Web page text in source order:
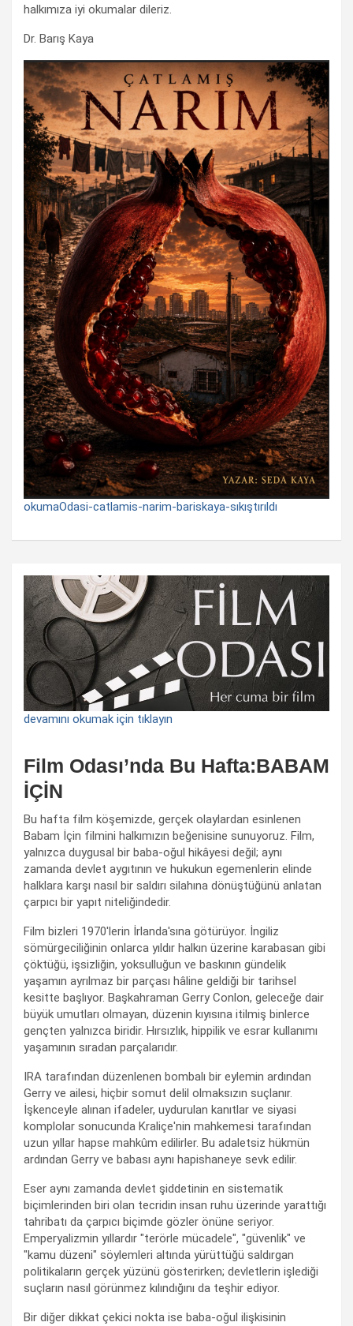
halkımıza iyi okumalar dileriz.
Dr. Barış Kaya
okumaOdasi-catlamis-narim-bariskaya-sıkıştırıldı
devamını okumak için tıklayın
Film Odası’nda Bu Hafta:BABAM
İÇİN
Bu hafta film köşemizde, gerçek olaylardan esinlenen
Babam İçin filmini halkımızın beğenisine sunuyoruz. Film,
yalnızca duygusal bir baba-oğul hikâyesi değil; aynı
zamanda devlet aygıtının ve hukukun egemenlerin elinde
halklara karşı nasıl bir saldırı silahına dönüştüğünü anlatan
çarpıcı bir yapıt niteliğindedir.
Film bizleri 1970'lerin İrlanda'sına götürüyor. İngiliz
sömürgeciliğinin onlarca yıldır halkın üzerine karabasan gibi
çöktüğü, işsizliğin, yoksulluğun ve baskının gündelik
yaşamın ayrılmaz bir parçası hâline geldiği bir tarihsel
kesitte başlıyor. Başkahraman Gerry Conlon, geleceğe dair
büyük umutları olmayan, düzenin kıyısına itilmiş binlerce
gençten yalnızca biridir. Hırsızlık, hippilik ve esrar kullanımı
yaşamının sıradan parçalarıdır.
IRA tarafından düzenlenen bombalı bir eylemin ardından
Gerry ve ailesi, hiçbir somut delil olmaksızın suçlanır.
İşkenceyle alınan ifadeler, uydurulan kanıtlar ve siyasi
komplolar sonucunda Kraliçe'nin mahkemesi tarafından
uzun yıllar hapse mahkûm edilirler. Bu adaletsiz hükmün
ardından Gerry ve babası aynı hapishaneye sevk edilir.
Eser aynı zamanda devlet şiddetinin en sistematik
biçimlerinden biri olan tecridin insan ruhu üzerinde yarattığı
tahribatı da çarpıcı biçimde gözler önüne seriyor.
Emperyalizmin yıllardır "terörle mücadele", "güvenlik" ve
"kamu düzeni" söylemleri altında yürüttüğü saldırgan
politikaların gerçek yüzünü gösterirken; devletlerin işlediği
suçların nasıl görünmez kılındığını da teşhir ediyor.
Bir diğer dikkat çekici nokta ise baba-oğul ilişkisinin